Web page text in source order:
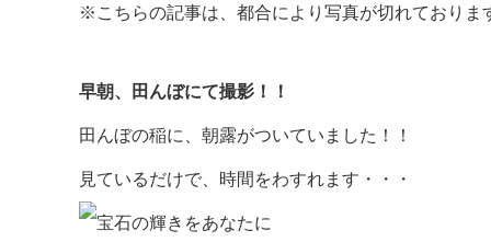
※こちらの記事は、都合により写真が切れておりま
早朝、田んぼにて撮影！！
田んぼの稲に、朝露がついていました！！
見ているだけで、時間をわすれます・・・